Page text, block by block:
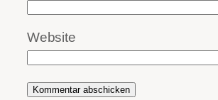
Website